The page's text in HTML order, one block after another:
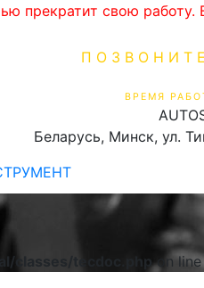
прекратит свою
ВРЕМЯ
Беларусь, Минск, ул.
classes/tecdoc.phpon